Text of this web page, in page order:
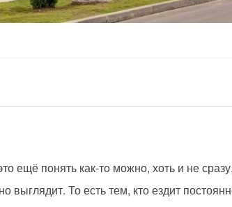
ещё понять как-то можно, хоть и не
выглядит. То есть тем, кто ездит